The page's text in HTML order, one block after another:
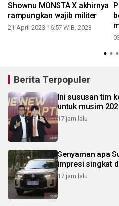
Shownu MONSTA X akhirnya
rampungkan wajib militer
21 April 2023 16:57 WIB, 2023
Berita Terpopuler
Ini sususan tim
untuk musim
17 jam lalu
Senyaman apa
impresi singkat
17 jam lalu